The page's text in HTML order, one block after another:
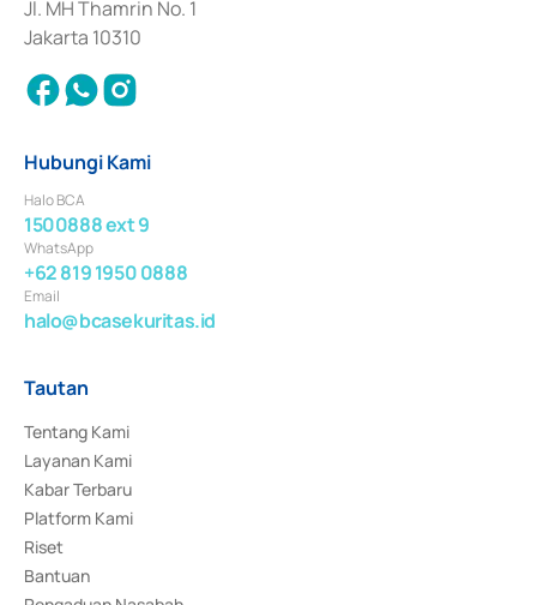
Jl. MH Thamrin No. 1
Jakarta 10310
Hubungi Kami
Halo BCA
1500888 ext 9
WhatsApp
+62 819 1950 0888
Email
halo@bcasekuritas.id
Tautan
Tentang Kami
Layanan Kami
Kabar Terbaru
Platform Kami
Riset
Bantuan